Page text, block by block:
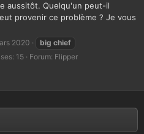
aussitôt. Quelqu'un peut-il
provenir ce problème ? Je vous
2020 big chief
15 Forum: Flipper